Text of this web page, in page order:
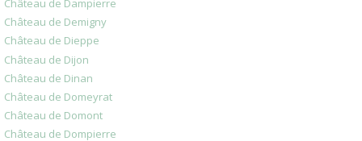
Château de Dampierre
Château de Demigny
Château de Dieppe
Château de Dijon
Château de Dinan
Château de Domeyrat
Château de Domont
Château de Dompierre